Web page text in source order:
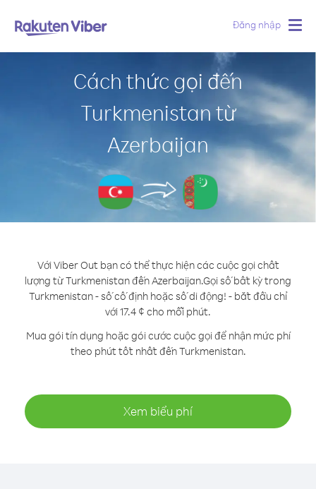
Đăng nhập
Cách thức gọi đến
Turkmenistan từ
Azerbaijan
Với Viber Out bạn có thể thực hiện các cuộc gọi chất
lượng từ Turkmenistan đến Azerbaijan.Gọi số bất kỳ trong
Turkmenistan - số cố định hoặc số di động! - bắt đầu chỉ
với 17.4 ¢ cho mỗi phút.
Mua gói tín dụng hoặc gói cước cuộc gọi để nhận mức phí
theo phút tốt nhất đến Turkmenistan.
Xem biểu phí